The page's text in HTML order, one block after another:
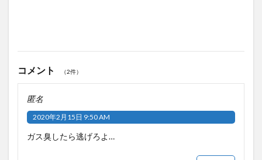
コメント （2件）
匿名
2020年2月15日 9:50 AM
ガス臭したら逃げろよ…